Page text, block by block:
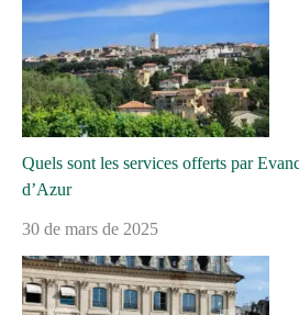
Quels sont les services offerts par
d’Azur
30 de mars de 2025